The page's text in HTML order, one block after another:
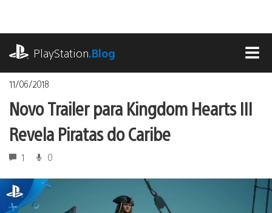
o
conteúdoPlayStation.Blog
11/06/2018
Novo Trailer para Kingdom Hearts III
Revela Piratas do Caribe
1 0